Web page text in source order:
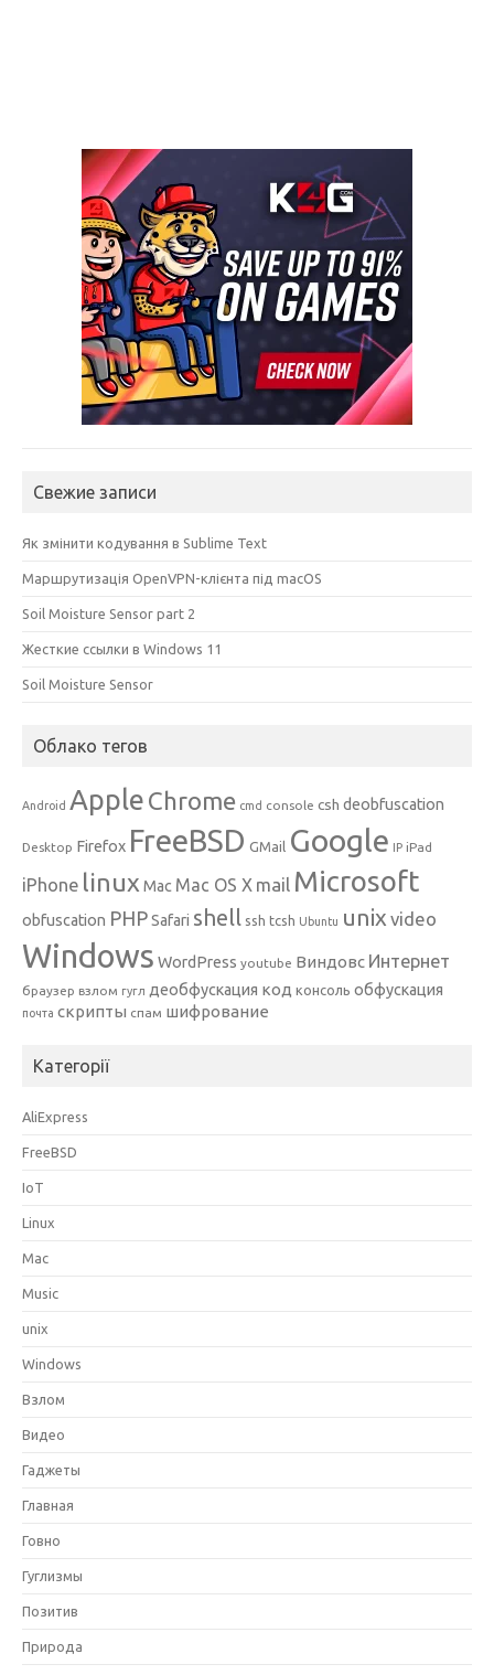
Свежие записи
Як змінити кодування в Sublime Text
Маршрутизація OpenVPN-клієнта під macOS
Soil Moisture Sensor part 2
Жесткие ссылки в Windows 11
Soil Moisture Sensor
Облако тегов
Android Apple Chrome cmd console csh deobfuscation
Desktop Firefox FreeBSD GMail Google IP iPad
iPhone linux Mac Mac OS X mail Microsoft
obfuscation PHPSafari shell ssh tcsh Ubuntu unix video
Windows WordPress youtube Виндовс Интернет
браузер взлом гугл деобфускация код консоль обфускация
почта скрипты спам шифрование
Категорії
AliExpress
FreeBSD
IoT
Linux
Mac
Music
unix
Windows
Взлом
Видео
Гаджеты
Главная
Говно
Гуглизмы
Позитив
Природа